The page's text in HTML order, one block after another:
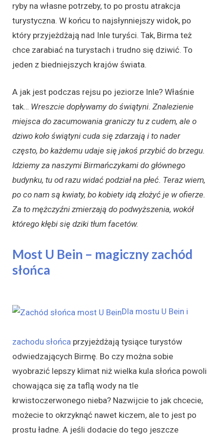
ryby na własne potrzeby, to po prostu atrakcja
turystyczna. W końcu to najsłynniejszy widok, po
który przyjeżdżają nad Inle turyści. Tak, Birma też
chce zarabiać na turystach i trudno się dziwić. To
jeden z biedniejszych krajów świata.
A jak jest podczas rejsu po jeziorze Inle? Właśnie
tak… Wreszcie dopływamy do świątyni. Znalezienie
miejsca do zacumowania graniczy tu z cudem, ale o
dziwo koło świątyni cuda się zdarzają i to nader
często, bo każdemu udaje się jakoś przybić do brzegu.
Idziemy za naszymi Birmańczykami do głównego
budynku, tu od razu widać podział na płeć. Teraz wiem,
po co nam są kwiaty, bo kobiety idą złożyć je w ofierze.
Za to mężczyźni zmierzają do podwyższenia, wokół
którego kłębi się dziki tłum facetów.
Most U Bein – magiczny zachód
słońca
Dla mostu U Bein i
zachodu słońca przyjeżdżają tysiące turystów
odwiedzających Birmę. Bo czy można sobie
wyobrazić lepszy klimat niż wielka kula słońca powoli
chowająca się za taflą wody na tle
krwistoczerwonego nieba? Nazwijcie to jak chcecie,
możecie to okrzyknąć nawet kiczem, ale to jest po
prostu ładne. A jeśli dodacie do tego jeszcze